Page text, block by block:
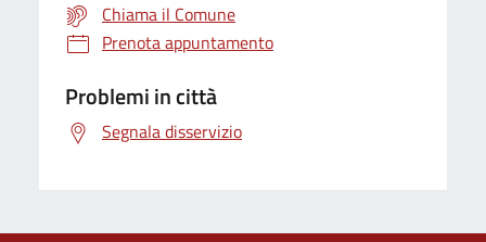
Chiama il Comune
Prenota appuntamento
Problemi in città
Segnala disservizio